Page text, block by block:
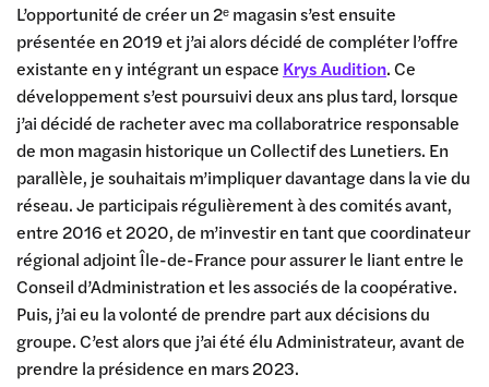
L’opportunité de créer un 2ᵉ magasin s’est ensuite
présentée en 2019 et j’ai alors décidé de compléter l’offre
existante en y intégrant un espace Krys Audition. Ce
développement s’est poursuivi deux ans plus tard, lorsque
j’ai décidé de racheter avec ma collaboratrice responsable
de mon magasin historique un Collectif des Lunetiers. En
parallèle, je souhaitais m’impliquer davantage dans la vie du
réseau. Je participais régulièrement à des comités avant,
entre 2016 et 2020, de m’investir en tant que coordinateur
régional adjoint Île-de-France pour assurer le liant entre le
Conseil d’Administration et les associés de la coopérative.
Puis, j’ai eu la volonté de prendre part aux décisions du
groupe. C’est alors que j’ai été élu Administrateur, avant de
prendre la présidence en mars 2023.